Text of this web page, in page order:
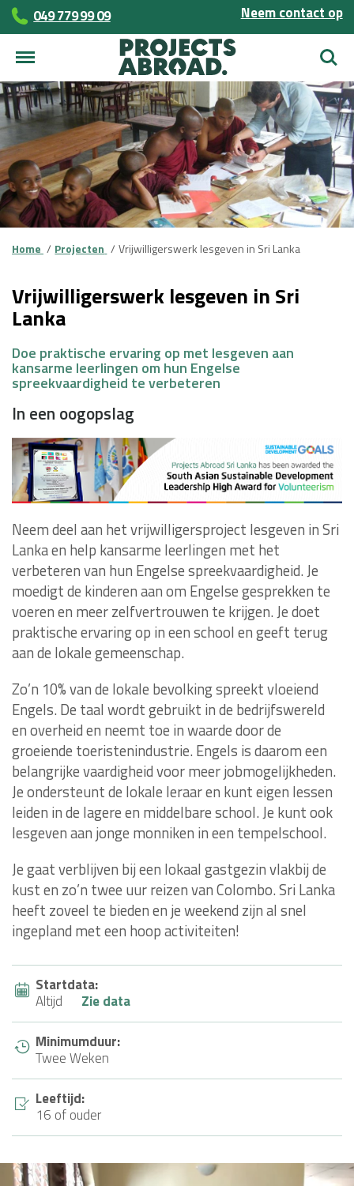
049 779 99 09 Neem contact op
Zoek
Home Projecten Vrijwilligerswerk lesgeven in Sri Lanka
Vrijwilligerswerk lesgeven in Sri
Lanka
Doe praktische ervaring op met lesgeven aan
kansarme leerlingen om hun Engelse
spreekvaardigheid te verbeteren
In een oogopslag
Neem deel aan het vrijwilligersproject lesgeven in Sri
Lanka en help kansarme leerlingen met het
verbeteren van hun Engelse spreekvaardigheid. Je
moedigt de kinderen aan om Engelse gesprekken te
voeren en meer zelfvertrouwen te krijgen. Je doet
praktische ervaring op in een school en geeft terug
aan de lokale gemeenschap.
Zo’n 10% van de lokale bevolking spreekt vloeiend
Engels. De taal wordt gebruikt in de bedrijfswereld
en overheid en neemt toe in waarde door de
groeiende toeristenindustrie. Engels is daarom een
belangrijke vaardigheid voor meer jobmogelijkheden.
Je ondersteunt de lokale leraar en kunt eigen lessen
leiden in de lagere en middelbare school. Je kunt ook
lesgeven aan jonge monniken in een tempelschool.
Je gaat verblijven bij een lokaal gastgezin vlakbij de
kust en zo’n twee uur reizen van Colombo. Sri Lanka
heeft zoveel te bieden en je weekend zijn al snel
ingepland met een hoop activiteiten!
Startdata:
Altijd
Zie data
Minimumduur:
Twee Weken
Leeftijd:
16 of ouder